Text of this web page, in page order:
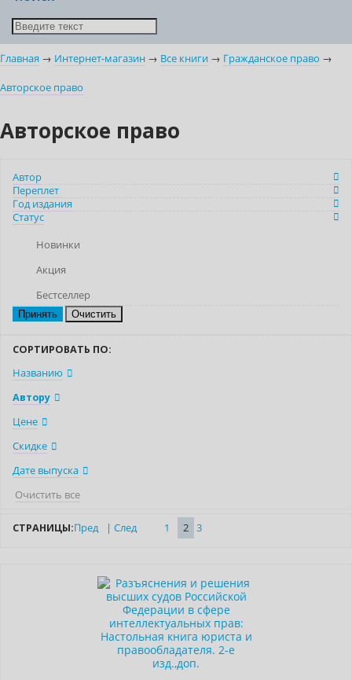
Главная → Интернет-магазин → Все книги → Гражданское право →
Авторское право
Авторское право
Автор
Переплет
Год издания
Статус
Новинки
Акция
Бестселлер
Очистить
СОРТИРОВАТЬ ПО:
Названию
Автору
Цене
Скидке
Дате выпуска
Очистить все
СТРАНИЦЫ:Пред | След 1 2 3